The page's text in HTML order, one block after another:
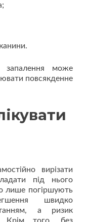
запалення може
повсякденне
вирізати
під нього
лише погіршують
швидко
а ризик
Крім того, без